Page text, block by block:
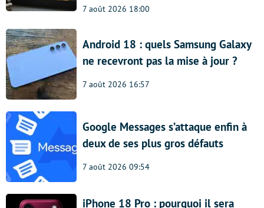
7 août 2026 18:00
Android 18 : quels Samsung Galaxy
ne recevront pas la mise à jour ?
7 août 2026 16:57
Google Messages s’attaque enfin à
deux de ses plus gros défauts
7 août 2026 09:54
iPhone 18 Pro : pourquoi il sera